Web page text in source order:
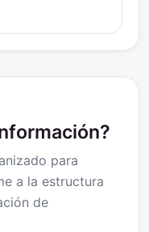
para
a la estructura
de